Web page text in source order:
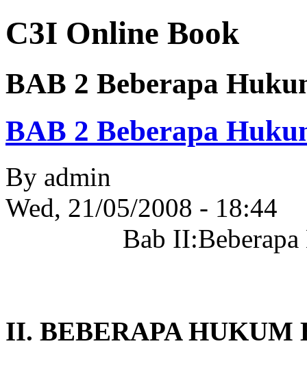
C3I Online Book
BAB 2 Beberapa
BAB 2 Beberapa
By admin
Wed, 21/05/2008 - 18:44
Bab
II. BEBERAPA HUKUM